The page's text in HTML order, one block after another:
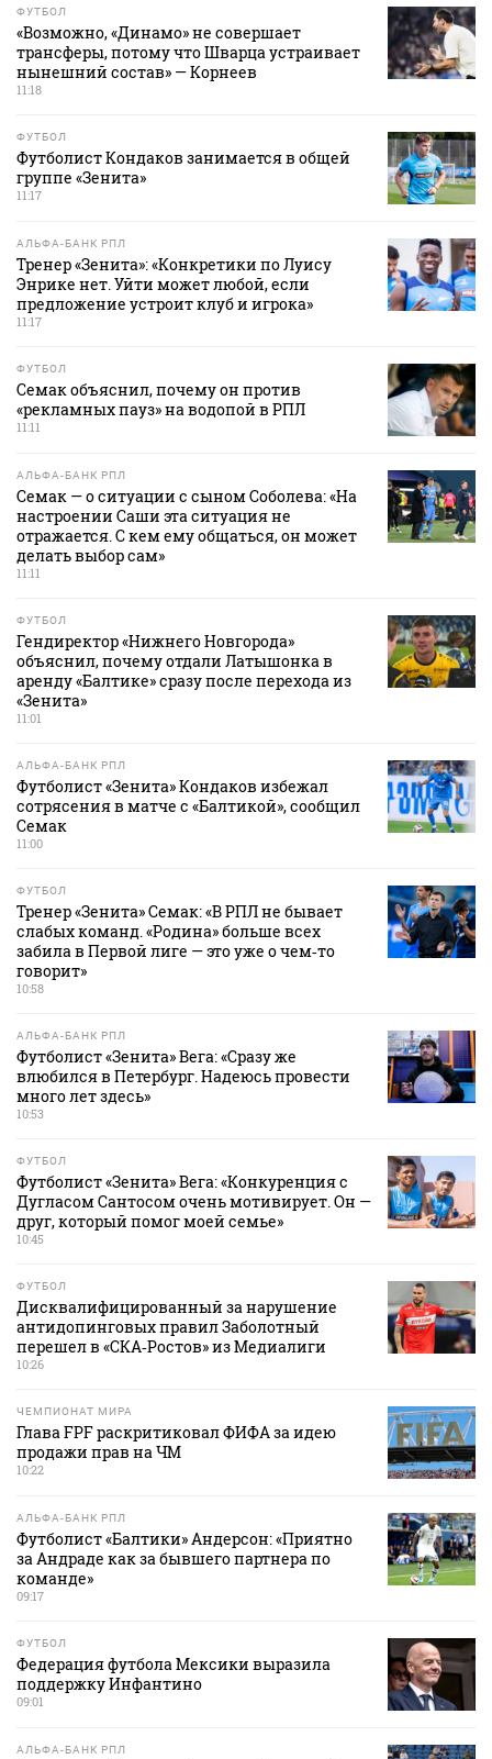
ФУТБОЛ
«Возможно, «Динамо» не совершает
трансферы, потому что Шварца устраивает
нынешний состав» — Корнеев
11:18
ФУТБОЛ
Футболист Кондаков занимается в общей
группе «Зенита»
11:17
АЛЬФА-БАНК РПЛ
Тренер «Зенита»: «Конкретики по Луису
Энрике нет. Уйти может любой, если
предложение устроит клуб и игрока»
11:17
ФУТБОЛ
Семак объяснил, почему он против
«рекламных пауз» на водопой в РПЛ
11:11
АЛЬФА-БАНК РПЛ
Семак — о ситуации с сыном Соболева: «На
настроении Саши эта ситуация не
отражается. С кем ему общаться, он может
делать выбор сам»
11:11
ФУТБОЛ
Гендиректор «Нижнего Новгорода»
объяснил, почему отдали Латышонка в
аренду «Балтике» сразу после перехода из
«Зенита»
11:01
АЛЬФА-БАНК РПЛ
Футболист «Зенита» Кондаков избежал
сотрясения в матче с «Балтикой», сообщил
Семак
11:00
ФУТБОЛ
Тренер «Зенита» Семак: «В РПЛ не бывает
слабых команд. «Родина» больше всех
забила в Первой лиге — это уже о чем‑то
говорит»
10:58
АЛЬФА-БАНК РПЛ
Футболист «Зенита» Вега: «Сразу же
влюбился в Петербург. Надеюсь провести
много лет здесь»
10:53
ФУТБОЛ
Футболист «Зенита» Вега: «Конкуренция с
Дугласом Сантосом очень мотивирует. Он —
друг, который помог моей семье»
10:45
ФУТБОЛ
Дисквалифицированный за нарушение
антидопинговых правил Заболотный
перешел в «СКА‑Ростов» из Медиалиги
10:26
ЧЕМПИОНАТ МИРА
Глава FPF раскритиковал ФИФА за идею
продажи прав на ЧМ
10:22
АЛЬФА-БАНК РПЛ
Футболист «Балтики» Андерсон: «Приятно
за Андраде как за бывшего партнера по
команде»
09:17
ФУТБОЛ
Федерация футбола Мексики выразила
поддержку Инфантино
09:01
АЛЬФА-БАНК РПЛ